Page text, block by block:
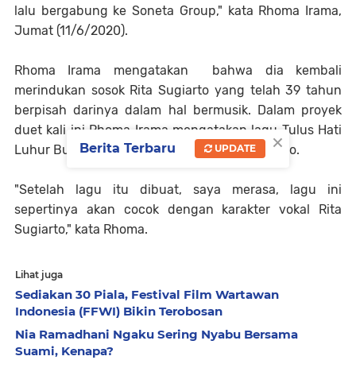
lalu bergabung ke Soneta Group," kata Rhoma Irama,
Jumat (11/6/2020).
Rhoma Irama mengatakan bahwa dia kembali
merindukan sosok Rita Sugiarto yang telah 39 tahun
berpisah darinya dalam hal bermusik. Dalam proyek
duet kali ini Rhoma Irama mengatakan lagu Tulus Hati
Luhur Budi cocok dibawakan oleh Rita Sugiarto.
"Setelah lagu itu dibuat, saya merasa, lagu ini
sepertinya akan cocok dengan karakter vokal Rita
Sugiarto," kata Rhoma.
Lihat juga
Sediakan 30 Piala, Festival Film Wartawan
Indonesia (FFWI) Bikin Terobosan
Nia Ramadhani Ngaku Sering Nyabu Bersama
Suami, Kenapa?
×
Berita Terbaru UPDATE